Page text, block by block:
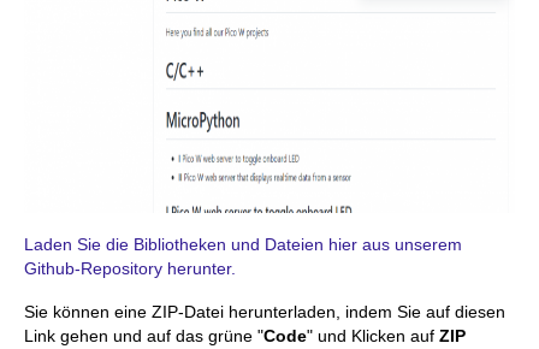
Laden Sie die Bibliotheken und Dateien hier aus unserem
Github-Repository herunter.
Sie können eine ZIP-Datei herunterladen, indem Sie auf diesen
Link gehen und auf das grüne "Code" und Klicken auf ZIP